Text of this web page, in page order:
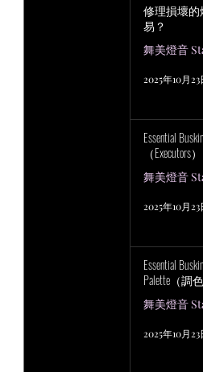
修理損壞
易？
舞美燈音
2025年10月23
Essential
（Executors）
舞美燈音
2025年10月23
Essential
Palette（調
舞美燈音
2025年10月23